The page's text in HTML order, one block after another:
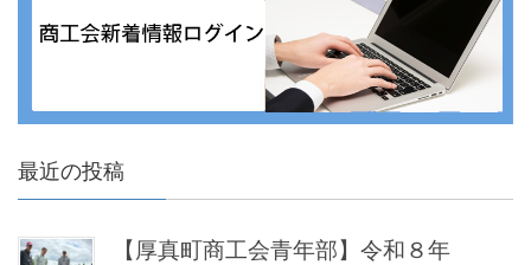
最近の投稿
【厚真町商工会青年部】令和８年